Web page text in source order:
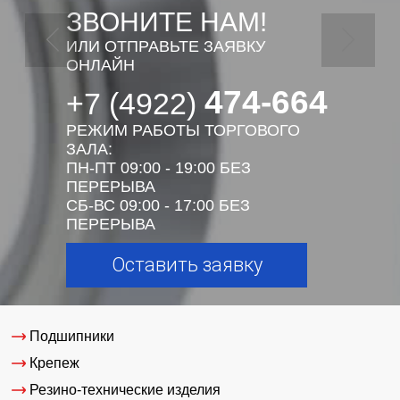
ЗВОНИТЕ НАМ!
ИЛИ ОТПРАВЬТЕ ЗАЯВКУ
ОНЛАЙН
+7 (4922) 474-664
РЕЖИМ РАБОТЫ ТОРГОВОГО
ЗАЛА:
ПН-ПТ 09:00 - 19:00 БЕЗ
ПЕРЕРЫВА
СБ-ВС 09:00 - 17:00 БЕЗ
ПЕРЕРЫВА
Оставить заявку
Подшипники
Крепеж
Резино-технические изделия